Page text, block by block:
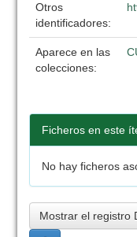
Otros
identificadores:
Aparece en las
colecciones:
Ficheros en este
No hay ficheros
Mostrar el registro